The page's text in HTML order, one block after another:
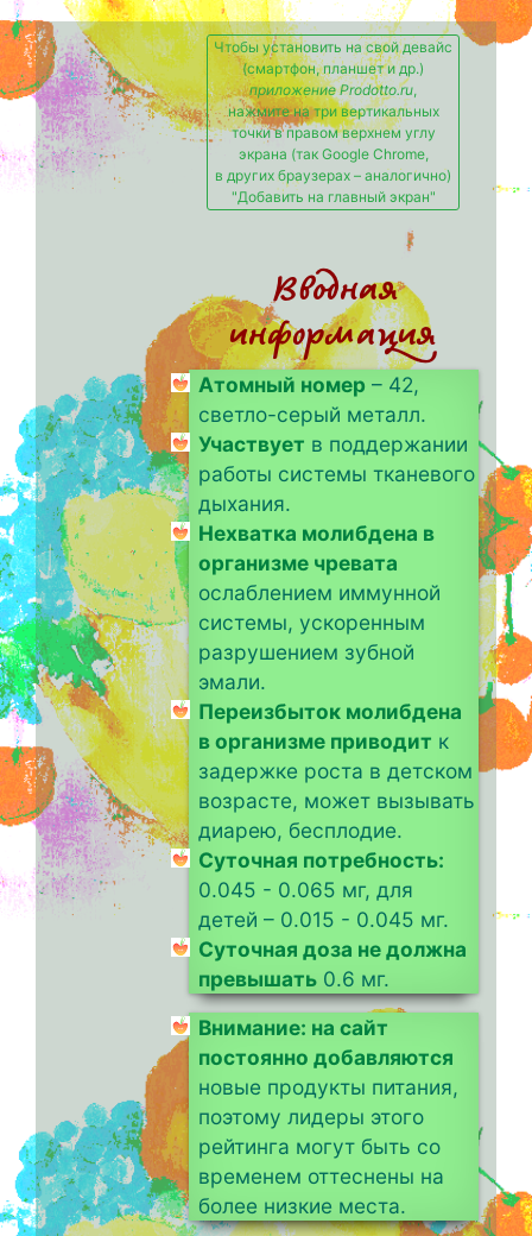
Чтобы установить на свой девайс
(смартфон, планшет и др.)
приложение Prodotto.ru,
нажмите на три вертикальных
точки в правом верхнем углу
экрана (так Google Chrome,
в других браузерах – аналогично)
"Добавить на главный экран"
Вводная
информация
Атомный номер – 42,
светло-серый металл.
Участвует в поддержании
работы системы тканевого
дыхания.
Нехватка молибдена в
организме чревата
ослаблением иммунной
системы, ускоренным
разрушением зубной
эмали.
Переизбыток молибдена
в организме приводит к
задержке роста в детском
возрасте, может вызывать
диарею, бесплодие.
Суточная потребность:
0.045 - 0.065 мг, для
детей – 0.015 - 0.045 мг.
Суточная доза не должна
превышать 0.6 мг.
Внимание: на сайт
постоянно добавляются
новые продукты питания,
поэтому лидеры этого
рейтинга могут быть со
временем оттеснены на
более низкие места.